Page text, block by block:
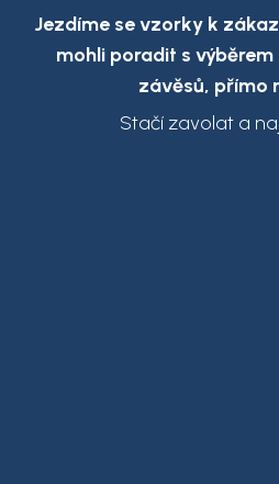
Jezdíme se vzorky k
mohli poradit s
závěsů, přímo
Stačí zavolat a